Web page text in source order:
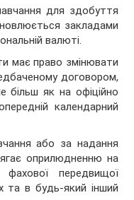
для здобуття
закладами
валюті.
має право змінювати
договором,
більш як на офіційно
календарний
або за надання
оприлюдненню на
фахової передвищої
та в будь-який інший